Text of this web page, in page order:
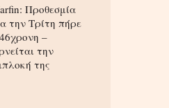
Προθεσμία
την Τρίτη πήρε
–
την
της